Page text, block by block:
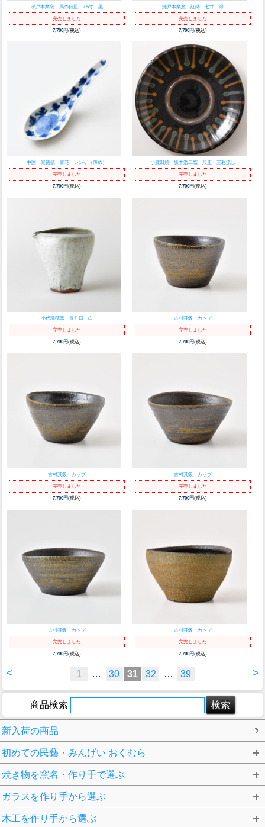
瀬戸本業窯 馬の目皿 7.5寸 黒
完売しました
7,700円(税込)
瀬戸本業窯 紅鉢 七寸 緑
完売しました
7,700円(税込)
中国 景徳鎮 青花 レンゲ（薄め）
完売しました
7,700円(税込)
小鹿田焼 坂本浩二窯 尺皿 三彩流し
完売しました
7,700円(税込)
小代瑞穂窯 長片口 白
完売しました
7,700円(税込)
古村其飯 カップ
完売しました
7,700円(税込)
古村其飯 カップ
完売しました
7,700円(税込)
古村其飯 カップ
完売しました
7,700円(税込)
古村其飯 カップ
完売しました
7,700円(税込)
古村其飯 カップ
完売しました
7,700円(税込)
< >
1 … 30 31 32 … 39
商品検索
新入荷の商品
初めての民藝・みんげい おくむら
焼き物を窯名・作り手で選ぶ
ガラスを作り手から選ぶ
木工を作り手から選ぶ